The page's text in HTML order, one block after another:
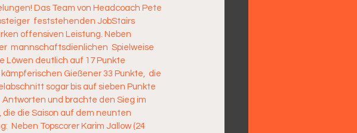
Das Team von Headcoach Pete
feststehenden JobStairs
offensiven Leistung. Neben
mannschaftsdienlichen  Spielweise
Löwen deutlich auf 17 Punkte
Gießener 33 Punkte,  die
sogar bis auf sieben Punkte
und brachte den Sieg im
die die Saison auf dem neunten
Neben Topscorer Karim Jallow (24